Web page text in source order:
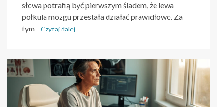
słowa potrafią być pierwszym śladem, że lewa
półkula mózgu przestała działać prawidłowo. Za
tym...Czytaj dalej